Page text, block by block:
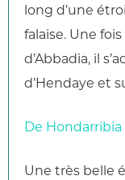
long d’une
falaise. Une
d’Abbadia, il
d’Hendaye et
De Hondarribia
Une très belle